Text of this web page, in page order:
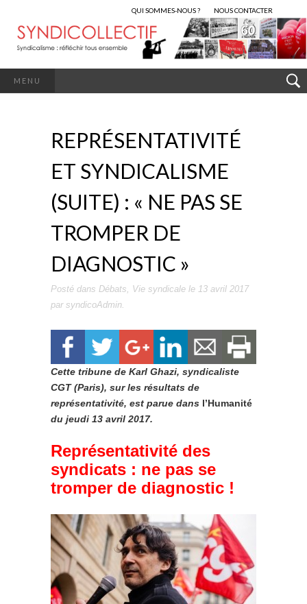
QUI SOMMES-NOUS ? NOUS CONTACTER
MENU
REPRÉSENTATIVITÉ
ET SYNDICALISME
(SUITE) : « NE PAS SE
TROMPER DE
DIAGNOSTIC »
Posté dans Débats, Vie syndicale le 13 avril 2017
par syndicoAdmin.
Cette tribune de Karl Ghazi, syndicaliste
CGT (Paris), sur les résultats de
représentativité, est parue dans l’Humanité
du jeudi 13 avril 2017.
Représentativité des
syndicats : ne pas se
tromper de diagnostic !